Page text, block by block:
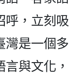
呼，立刻吸
灣是一個多
與文化，